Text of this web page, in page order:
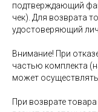
подтверждающий
чек). Для возврата
удостоверяющий
Внимание! При
частью комплекта
может
При возврате